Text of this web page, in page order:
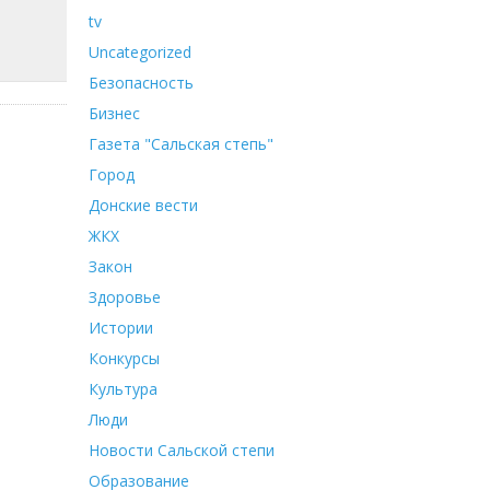
tv
Uncategorized
Безопасность
Бизнес
Газета "Сальская степь"
Город
Донские вести
ЖКХ
Закон
Здоровье
Истории
Конкурсы
Культура
Люди
Новости Сальской степи
Образование